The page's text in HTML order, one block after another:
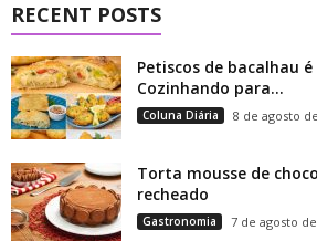
RECENT POSTS
Petiscos de bacalhau
Cozinhando para...
Coluna Diária 8 de agosto
Torta mousse de
recheado
Gastronomia 7 de agosto